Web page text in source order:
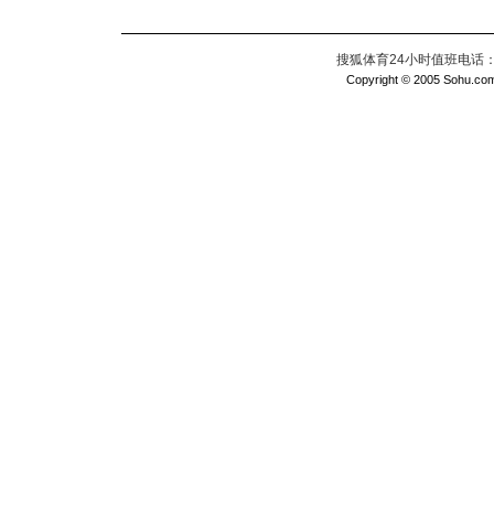
搜狐体育24小时值班电话
Copyright © 2005